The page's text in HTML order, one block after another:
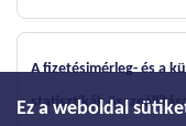
Ez a weboldal
A fizetésimérleg- és a
statisztikák